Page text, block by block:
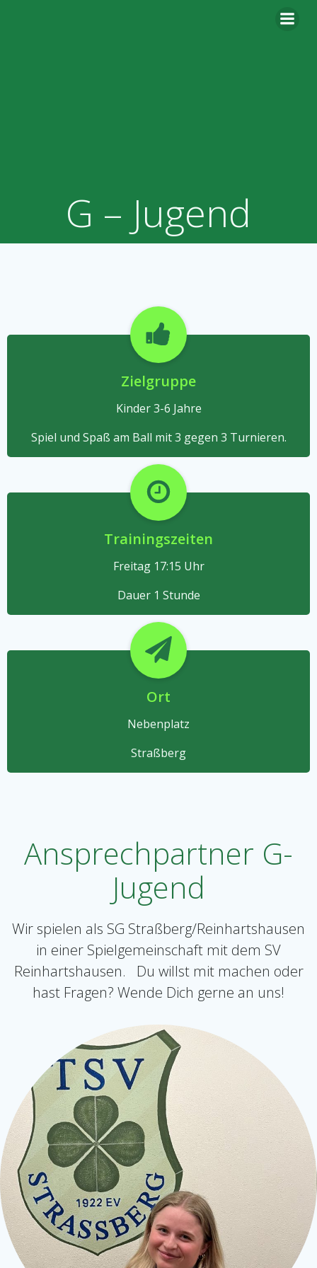
G – Jugend
Zielgruppe
Kinder 3-6 Jahre
Spiel und Spaß am Ball mit 3 gegen 3 Turnieren.
Trainingszeiten
Freitag 17:15 Uhr
Dauer 1 Stunde
Ort
Nebenplatz
Straßberg
Ansprechpartner G-
Jugend
Wir spielen als SG Straßberg/Reinhartshausen
in einer Spielgemeinschaft mit dem SV
Reinhartshausen. Du willst mit machen oder
hast Fragen? Wende Dich gerne an uns!